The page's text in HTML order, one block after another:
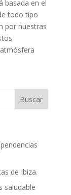
basada en el
todo tipo
por nuestras
de Ibiza.
saludable